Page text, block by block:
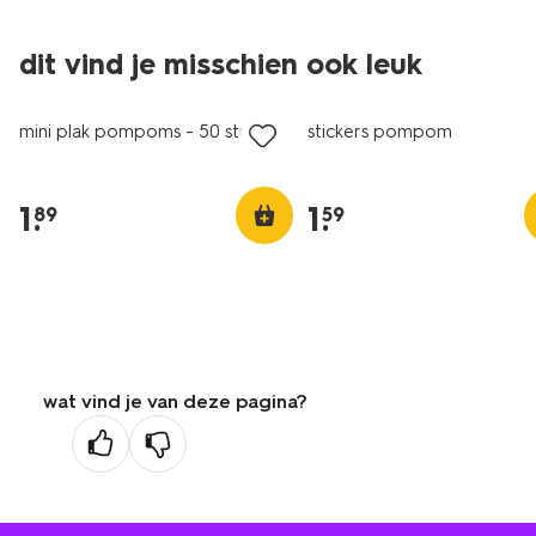
dit vind je misschien ook leuk
mini plak pompoms - 50 stuks
1.
89
stickers pompom
1.
59
wat vind je van deze pagina?